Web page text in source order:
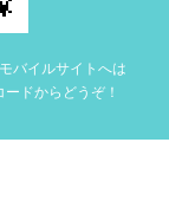
バイルサイトへは
ドからどうぞ！